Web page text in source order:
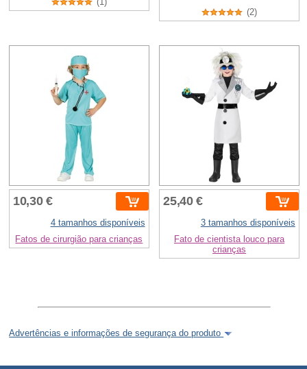
(2)
10,30 €
4 tamanhos disponíveis
Fatos de cirurgião para crianças
25,40 €
3 tamanhos disponíveis
Fato de cientista louco para
crianças
Advertências e informações de segurança do produto